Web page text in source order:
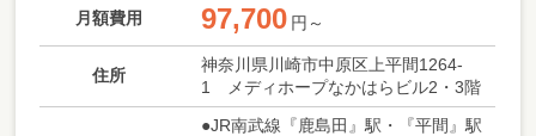
月額費用 97,700 円～
住所
神奈川県川崎市中原区上平間1264-
1 メディホープなかはらビル2・3階
●JR南武線『鹿島田』駅・『平間』駅